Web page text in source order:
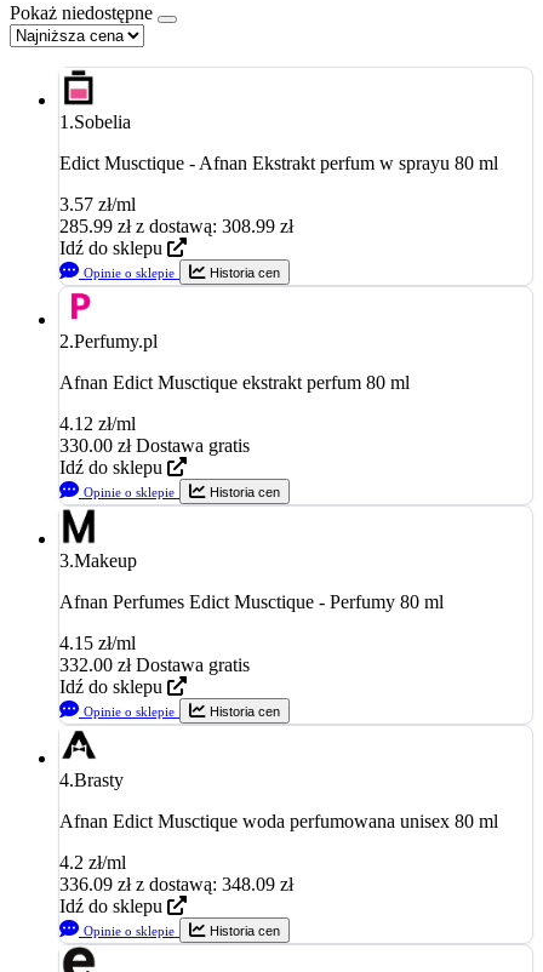
Pokaż niedostępne
1.Sobelia
Edict Musctique - Afnan Ekstrakt perfum w sprayu 80 ml
3.57 zł/ml
285.99 zł z dostawą: 308.99 zł
Idź do sklepu
Opinie o sklepie Historia cen
2.Perfumy.pl
Afnan Edict Musctique ekstrakt perfum 80 ml
4.12 zł/ml
330.00 zł Dostawa gratis
Idź do sklepu
Opinie o sklepie Historia cen
3.Makeup
Afnan Perfumes Edict Musctique - Perfumy 80 ml
4.15 zł/ml
332.00 zł Dostawa gratis
Idź do sklepu
Opinie o sklepie Historia cen
4.Brasty
Afnan Edict Musctique woda perfumowana unisex 80 ml
4.2 zł/ml
336.09 zł z dostawą: 348.09 zł
Idź do sklepu
Opinie o sklepie Historia cen